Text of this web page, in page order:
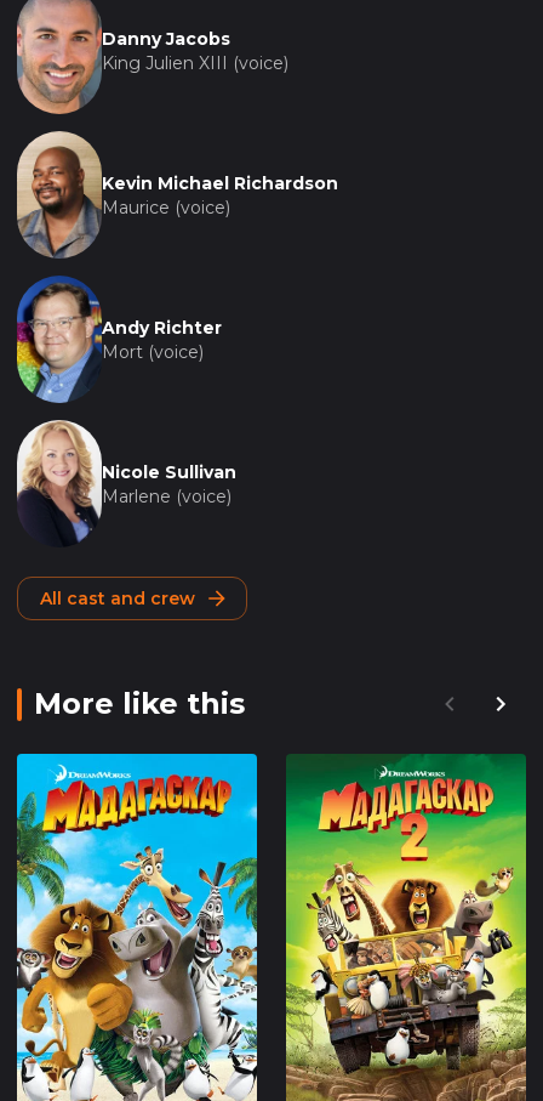
Danny Jacobs
King Julien XIII (voice)
Kevin Michael Richardson
Maurice (voice)
Andy Richter
Mort (voice)
Nicole Sullivan
Marlene (voice)
All cast and crew
More like this